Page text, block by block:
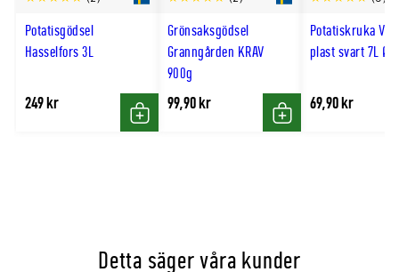
Potatisgödsel
Hasselfors 3L
249 kr
Köp
Grönsaksgödsel
Granngården KRAV
900g
99,90 kr
Köp
Potatiskruka
plast svart 7L
69,90 kr
Detta säger våra kunder